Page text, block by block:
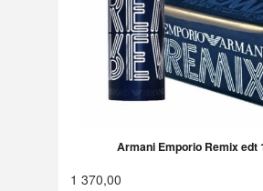
Armani Emporio Remix edt
1 370,00